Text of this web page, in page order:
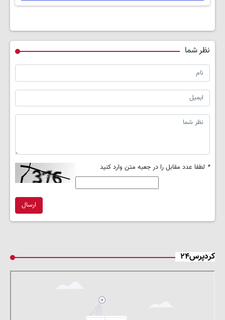
نظر شما
* لطفا عدد مقابل را در جعبه متن وارد کنید
ارسال
کردپرس۲۴